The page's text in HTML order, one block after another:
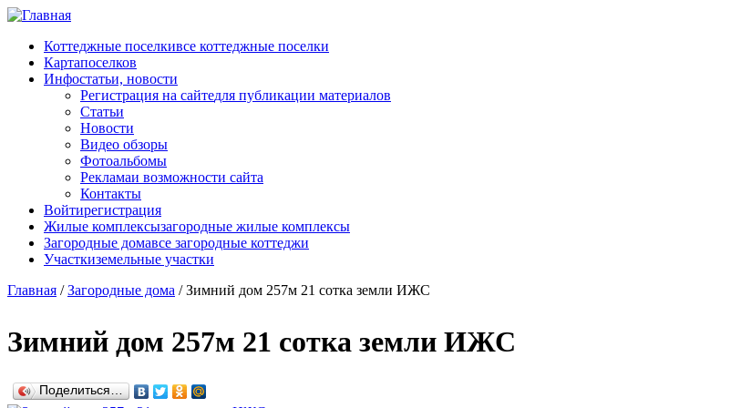
Перейти к основному содержанию
Коттеджные поселкивсе коттеджные поселки
Картапоселков
Инфостатьи, новости
Регистрация на сайтедля публикации материалов
Статьи
Новости
Видео обзоры
Фотоальбомы
Рекламаи возможности сайта
Контакты
Войтирегистрация
Жилые комплексызагородные жилые комплексы
Загородные домавсе загородные коттеджи
Участкиземельные участки
Главная / Загородные дома /Зимний дом 257м 21 сотка земли ИЖС
Зимний дом 257м 21 сотка земли ИЖС
Поделиться…